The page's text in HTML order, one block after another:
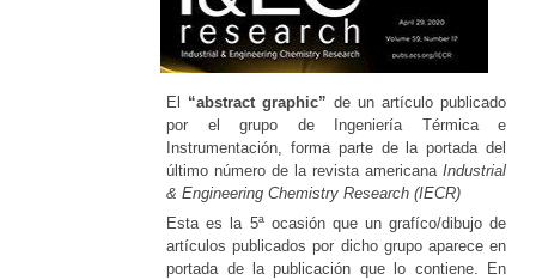
El “abstract graphic” de un artículo publicado
por el grupo de Ingeniería Térmica e
Instrumentación, forma parte de la portada del
último número de la revista americana Industrial
& Engineering Chemistry Research (IECR)
Esta es la 5ª ocasión que un grafíco/dibujo de
artículos publicados por dicho grupo aparece en
portada de la publicación que lo contiene. En